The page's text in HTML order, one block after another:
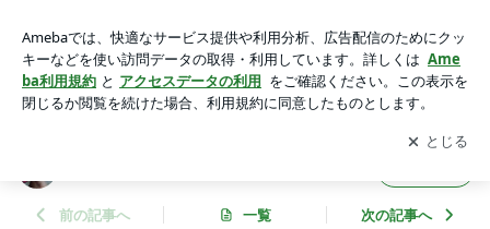
アプリをダウンロードして ブログの更新通知
を受け取りまし
ょう。
開く
前の記事へ 一覧 次の記事へ